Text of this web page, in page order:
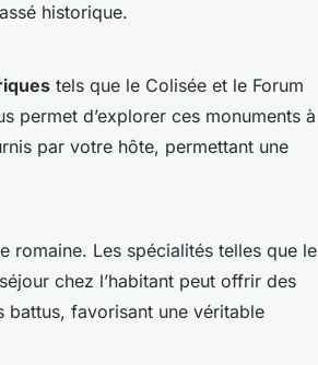
historique.
tels que le Colisée et le Forum
permet d’explorer ces monuments à
par votre hôte, permettant une
romaine. Les spécialités telles que le
chez l’habitant peut offrir des
battus, favorisant une véritable